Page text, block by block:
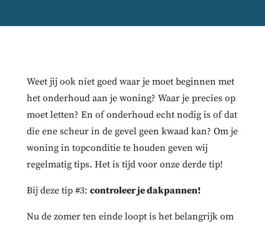
Weet jij ook niet goed waar je moet beginnen met
het onderhoud aan je woning? Waar je precies op
moet letten? En of onderhoud echt nodig is of dat
die ene scheur in de gevel geen kwaad kan? Om je
woning in topconditie te houden geven wij
regelmatig tips. Het is tijd voor onze derde tip!
Bij deze tip #3: controleer je dakpannen!
Nu de zomer ten einde loopt is het belangrijk om